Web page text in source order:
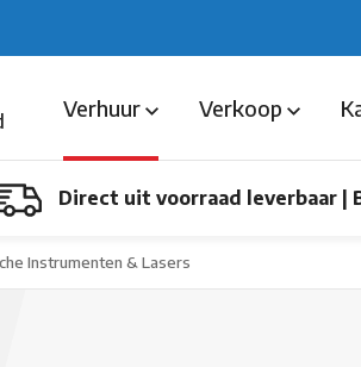
Verhuur Verkoop
Direct uit voorraad leverbaar
Instrumenten & Lasers